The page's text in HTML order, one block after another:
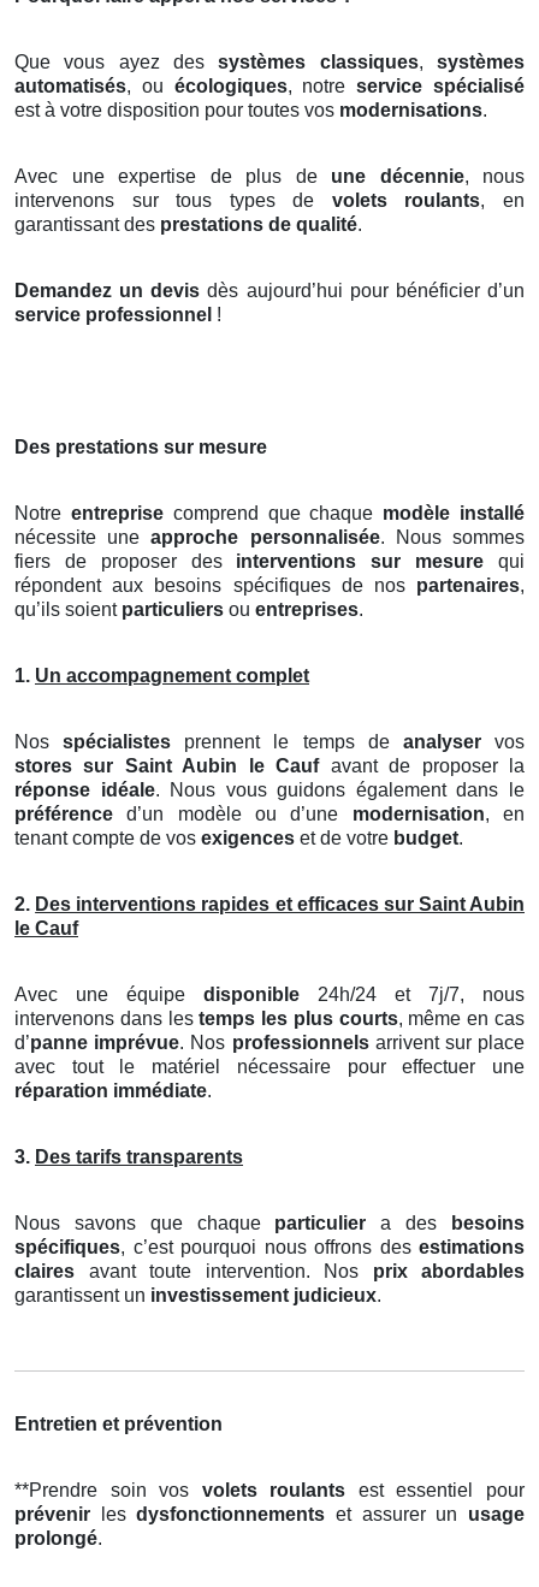
Que vous ayez dessystèmes classiques,systèmes
automatisés, ou écologiques, notreservice spécialisé
est à votre disposition pour toutes vos modernisations.
Avec une expertise de plus de une décennie, nous
intervenons sur tous types de volets roulants, en
garantissant des prestations de qualité.
Demandez un devis dès aujourd’hui pour bénéficier d’un
service professionnel !
Des prestations sur mesure
Notre entreprisecomprend que chaque modèle installé
nécessite uneapproche personnalisée. Nous sommes
fiers de proposer des interventions sur mesure qui
répondent aux besoins spécifiques de nos partenaires,
qu’ils soient particuliers ou entreprises.
1. Un accompagnement complet
Nosspécialistes prennent le temps de analyservos
stores sur Saint Aubin le Cauf avant de proposer la
réponse idéale. Nous vous guidons également dans le
préférence d’un modèle ou d’une modernisation, en
tenant compte de vos exigences et de votre budget.
2. Des interventions rapides et efficaces sur Saint Aubin
le Cauf
Avec une équipe disponible 24h/24 et 7j/7, nous
intervenons dans lestemps les plus courts, même en cas
d’panne imprévue. Nos professionnelsarrivent sur place
avec tout le matériel nécessaire pour effectuer une
réparation immédiate.
3. Des tarifs transparents
Nous savons que chaque particulier a des
besoins
spécifiques, c’est pourquoi nous offrons des estimations
claires avant toute intervention. Nos prix abordables
garantissent un investissement judicieux.
Entretien et prévention
**Prendre soin vos volets roulants est essentiel pour
prévenir lesdysfonctionnements et assurer un usage
prolongé.